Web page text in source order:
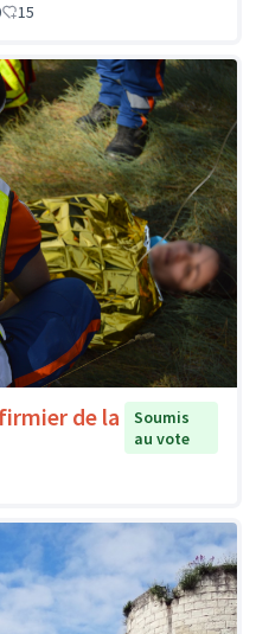
15
de la
Soumis
au vote